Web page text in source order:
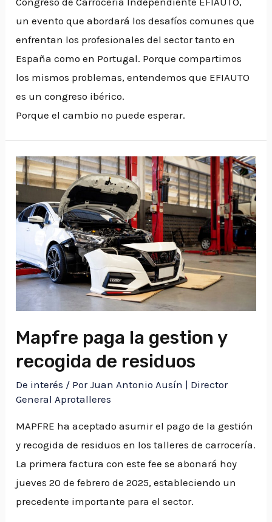
un evento que abordará los desafíos comunes que
enfrentan los profesionales del sector tanto en
España como en Portugal. Porque compartimos
los mismos problemas, entendemos que EFIAUTO
es un congreso ibérico.
Porque el cambio no puede esperar.
Mapfre paga la gestion y
recogida de residuos
De interés / PorJuan Antonio Ausín | Director
General Aprotalleres
MAPFRE ha aceptado asumir el pago de la gestión
y recogida de residuos en los talleres de carrocería.
La primera factura con este fee se abonará hoy
jueves 20 de febrero de 2025, estableciendo un
precedente importante para el sector.